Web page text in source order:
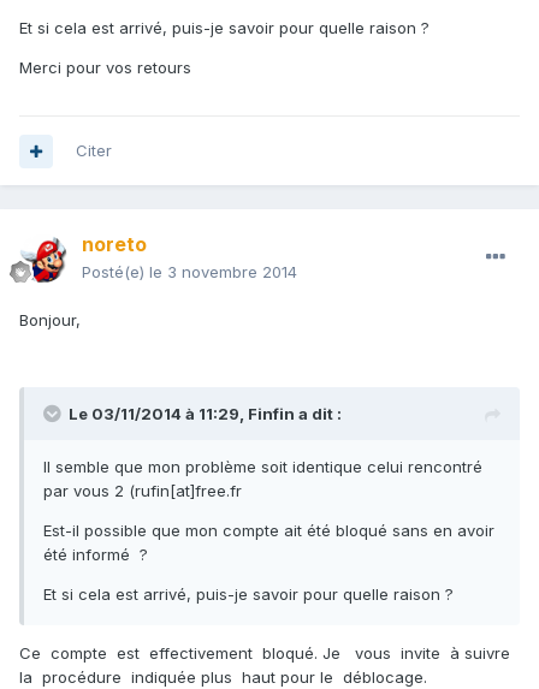
Et si cela est arrivé, puis-je savoir pour quelle raison ?
Merci pour vos retours
Citer
noreto
Posté(e) le 3 novembre 2014
Bonjour,
Le 03/11/2014 à 11:29, Finfin a dit :
Il semble que mon problème soit identique celui rencontré
par vous 2 (rufin[at]free.fr
Est-il possible que mon compte ait été bloqué sans en avoir
été informé ?
Et si cela est arrivé, puis-je savoir pour quelle raison ?
Ce compte est effectivement bloqué. Je vous invite à suivre
la procédure indiquée plus haut pour le déblocage.